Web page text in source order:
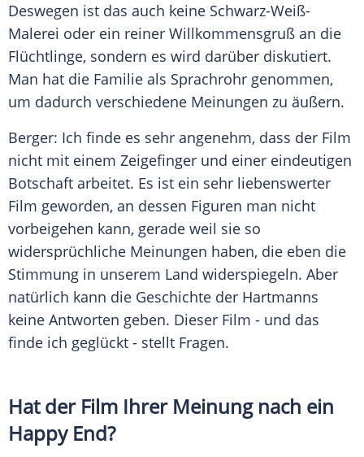
Deswegen ist das auch keine Schwarz-Weiß-
Malerei oder ein reiner Willkommensgruß an die
Flüchtlinge, sondern es wird darüber diskutiert.
Man hat die Familie als Sprachrohr genommen,
um dadurch verschiedene Meinungen zu äußern.
Berger: Ich finde es sehr angenehm, dass der Film
nicht mit einem Zeigefinger und einer eindeutigen
Botschaft arbeitet. Es ist ein sehr liebenswerter
Film geworden, an dessen Figuren man nicht
vorbeigehen kann, gerade weil sie so
widersprüchliche Meinungen haben, die eben die
Stimmung in unserem Land widerspiegeln. Aber
natürlich kann die Geschichte der Hartmanns
keine Antworten geben. Dieser Film - und das
finde ich geglückt - stellt Fragen.
Hat der Film Ihrer Meinung nach ein
Happy End?